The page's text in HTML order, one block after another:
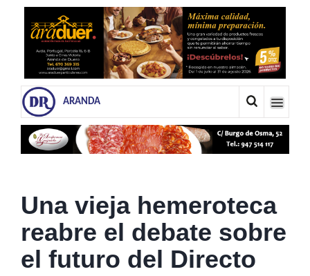
ARANDA
Una vieja hemeroteca
reabre el debate sobre
el futuro del Directo